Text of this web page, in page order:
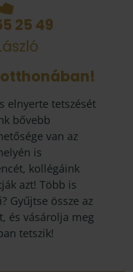
25 49
elnyerte tetszését
bővebb
van az
is
kollégáink
azt! Több is
Gyűjtse össze az
és vásárolja meg
tetszik!